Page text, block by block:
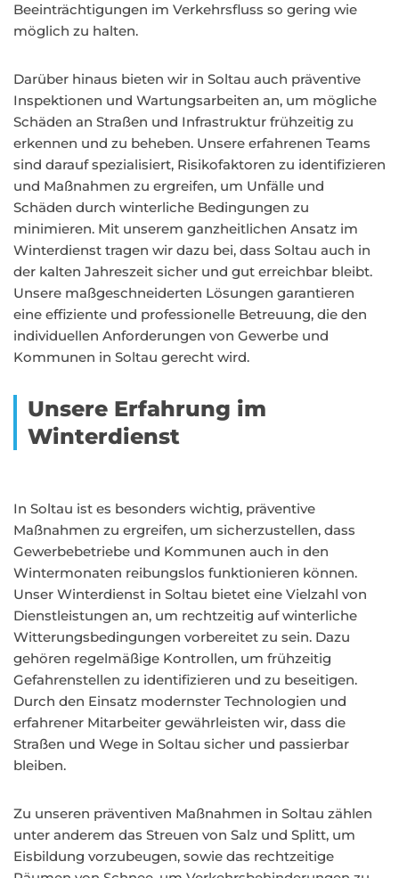
Beeinträchtigungen im Verkehrsfluss so gering wie
möglich zu halten.
Darüber hinaus bieten wir in Soltau auch präventive
Inspektionen und Wartungsarbeiten an, um mögliche
Schäden an Straßen und Infrastruktur frühzeitig zu
erkennen und zu beheben. Unsere erfahrenen Teams
sind darauf spezialisiert, Risikofaktoren zu identifizieren
und Maßnahmen zu ergreifen, um Unfälle und
Schäden durch winterliche Bedingungen zu
minimieren. Mit unserem ganzheitlichen Ansatz im
Winterdienst tragen wir dazu bei, dass Soltau auch in
der kalten Jahreszeit sicher und gut erreichbar bleibt.
Unsere maßgeschneiderten Lösungen garantieren
eine effiziente und professionelle Betreuung, die den
individuellen Anforderungen von Gewerbe und
Kommunen in Soltau gerecht wird.
Unsere Erfahrung im
Winterdienst
In Soltau ist es besonders wichtig, präventive
Maßnahmen zu ergreifen, um sicherzustellen, dass
Gewerbebetriebe und Kommunen auch in den
Wintermonaten reibungslos funktionieren können.
Unser Winterdienst in Soltau bietet eine Vielzahl von
Dienstleistungen an, um rechtzeitig auf winterliche
Witterungsbedingungen vorbereitet zu sein. Dazu
gehören regelmäßige Kontrollen, um frühzeitig
Gefahrenstellen zu identifizieren und zu beseitigen.
Durch den Einsatz modernster Technologien und
erfahrener Mitarbeiter gewährleisten wir, dass die
Straßen und Wege in Soltau sicher und passierbar
bleiben.
Zu unseren präventiven Maßnahmen in Soltau zählen
unter anderem das Streuen von Salz und Splitt, um
Eisbildung vorzubeugen, sowie das rechtzeitige